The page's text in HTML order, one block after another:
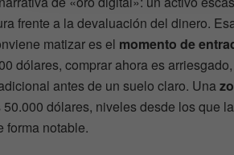
frente a la devaluación del dinero.
matizar es el momento de
dólares, comprar ahora es
antes de un suelo claro. Una
dólares, niveles desde los que
forma notable.